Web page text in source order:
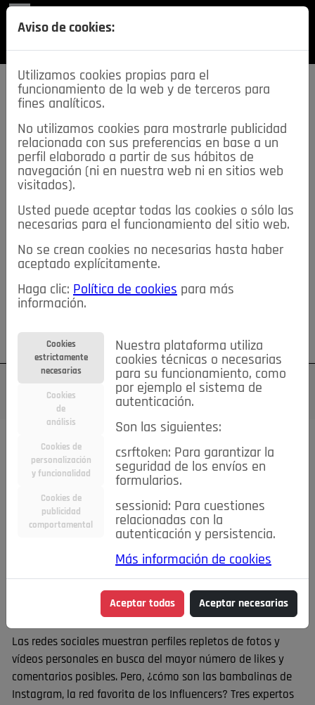
SECCIONES
descarga esta
REVISTA
≡NOTICIAS
NOTICIAS SERVICIOS DE INTERÉS
TABLÓN DE ANUNCIOS MIS ANUNCIOS CONTACTO
NOSOTROS
Su cuenta Regístrese ¿Olvidó su contraseña?
La felicidad como objeto de deseo
Las redes sociales muestran perfiles repletos de fotos y
vídeos personales en busca del mayor número de likes y
comentarios posibles. Pero, ¿cómo son las bambalinas de
Instagram, la red favorita de los Influencers? Tres expertos
Aviso de cookies:
Utilizamos cookies propias para el
funcionamiento de la web y de terceros para
fines analíticos.
No utilizamos cookies para mostrarle publicidad
relacionada con sus preferencias en base a un
perfil elaborado a partir de sus hábitos de
navegación (ni en nuestra web ni en sitios web
visitados).
Usted puede aceptar todas las cookies o sólo las
necesarias para el funcionamiento del sitio web.
No se crean cookies no necesarias hasta haber
aceptado explícitamente.
Haga clic: Política de cookies para más
información.
Cookies
estrictamente
necesarias
Cookies
de
análisis
Cookies de
personalización
y funcionalidad
Cookies de
publicidad
comportamental
Nuestra plataforma utiliza
cookies técnicas o necesarias
para su funcionamiento, como
por ejemplo el sistema de
autenticación.
Son las siguientes:
csrftoken: Para garantizar la
seguridad de los envíos en
formularios.
sessionid: Para cuestiones
relacionadas con la
autenticación y persistencia.
Más información de cookies
Aceptar todas Aceptar necesarias